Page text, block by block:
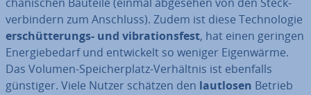
ver­bin­dern zum Anschluss). Zudem ist diese Tech­no­lo­gie
er­schüt­te­rungs- und vi­bra­ti­ons­fest, hat einen geringen
En­er­gie­be­darf und ent­wi­ckelt so weniger Ei­gen­wär­me.
Das Volumen-Spei­cher­platz-Ver­hält­nis ist ebenfalls
günstiger. Viele Nutzer schätzen den lautlosen Betrieb